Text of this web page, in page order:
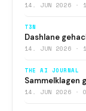
14. JUN 2026 ·
T3N
Dashlane
14. JUN 2026 ·
THE AI JOURNAL
Sammelklagen
14. JUN 2026 ·